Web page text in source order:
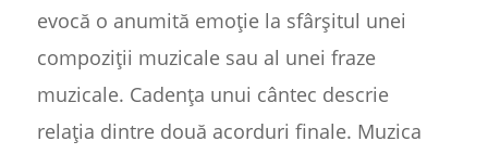
evocă o anumită emoție la sfârșitul unei
compoziții muzicale sau al unei fraze
muzicale. Cadența unui cântec descrie
relația dintre două acorduri finale. Muzica